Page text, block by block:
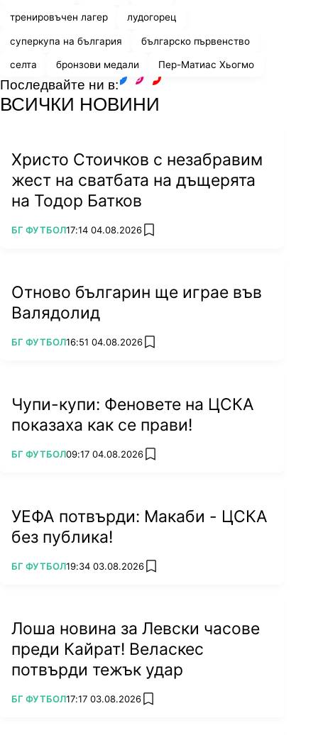
тренировъчен лагер лудогорец
суперкупа на българия българско първенство
селта бронзови медали Пер-Матиас Хьогмо
Последвайте ни в:
ВСИЧКИ НОВИНИ
Христо Стоичков с незабравим
жест на сватбата на дъщерята
на Тодор Батков
ПОВЕЧЕ ОТ
БГ ФУТБОЛ17:14 04.08.2026 add favorites
Отново българин ще играе във
Валядолид
ПОВЕЧЕ ОТ
БГ ФУТБОЛ16:51 04.08.2026 add favorites
Чупи-купи: Феновете на ЦСКА
показаха как се прави!
ПОВЕЧЕ ОТ
БГ ФУТБОЛ09:17 04.08.2026 add favorites
УЕФА потвърди: Макаби - ЦСКА
без публика!
ПОВЕЧЕ ОТ
БГ ФУТБОЛ19:34 03.08.2026 add favorites
Лоша новина за Левски часове
преди Кайрат! Веласкес
потвърди тежък удар
ПОВЕЧЕ ОТ
БГ ФУТБОЛ17:17 03.08.2026 add favorites